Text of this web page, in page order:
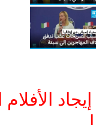
الأفلام